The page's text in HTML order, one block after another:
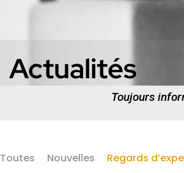
Actualités
Toujours
Toutes Nouvelles Regards